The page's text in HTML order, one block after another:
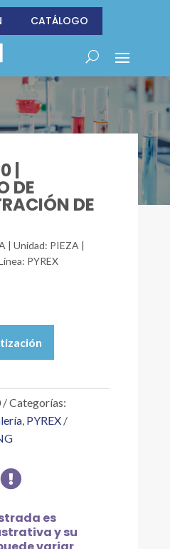
CATÁLOGO
|
DE
DE
| Unidad: PIEZA |
PYREX
Categorías:
, PYREX

es
y su